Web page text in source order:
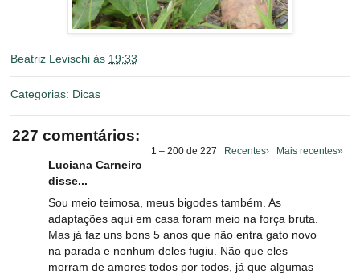
Beatriz Levischi às 19:33
Categorias: Dicas
227 comentários:
1 – 200 de 227 Recentes› Mais recentes»
Luciana Carneiro
disse...
Sou meio teimosa, meus bigodes também. As
adaptações aqui em casa foram meio na força bruta.
Mas já faz uns bons 5 anos que não entra gato novo
na parada e nenhum deles fugiu. Não que eles
morram de amores todos por todos, já que algumas